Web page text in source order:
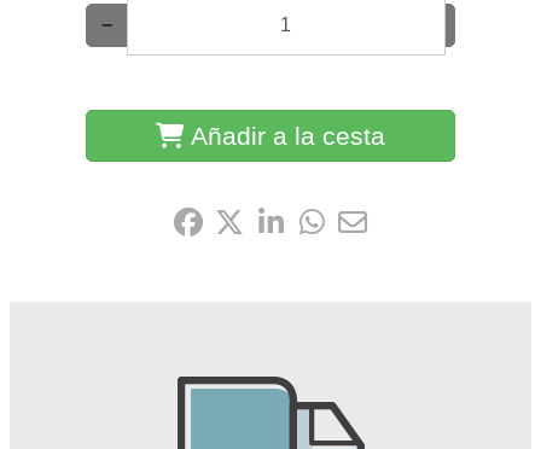
−
Añadir a la cesta